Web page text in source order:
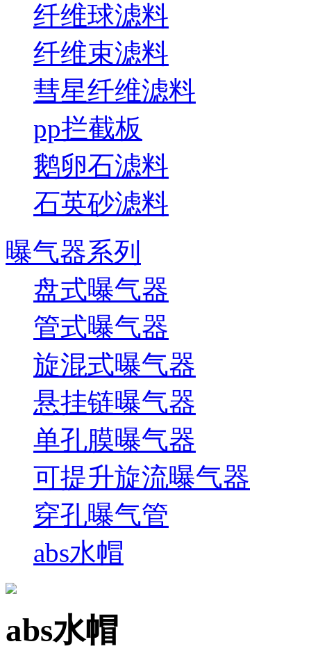
纤维球滤料
纤维束滤料
彗星纤维滤料
pp拦截板
鹅卵石滤料
石英砂滤料
曝气器系列
盘式曝气器
管式曝气器
旋混式曝气器
悬挂链曝气器
单孔膜曝气器
可提升旋流曝气器
穿孔曝气管
abs水帽
abs水帽